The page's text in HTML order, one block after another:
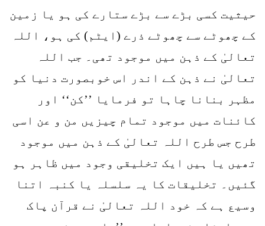
حیثیت کسی بڑے سے بڑے ستارے کی ہو یا زمین
کے چھوٹے سے چھوٹے ذرے (ایٹم) کی ہو، اللہ
تعالیٰ کے ذہن میں موجود تھی۔ جب اللہ
تعالیٰ نے ذہن کے اندر اس خوبصورت دنیا کو
مظہر بنانا چاہا تو فرمایا ’’کن‘‘ اور
کائنات میں موجود تمام چیزیں من و عن اسی
طرح جس طرح اللہ تعالیٰ کے ذہن میں موجود
تھیں یا ہیں ایک تخلیقی وجود میں ظاہر ہو
گئیں۔ تخلیقات کا یہ سلسلہ یا کنبہ اتنا
وسیع ہے کہ خود اللہ تعالیٰ نے قرآن پاک